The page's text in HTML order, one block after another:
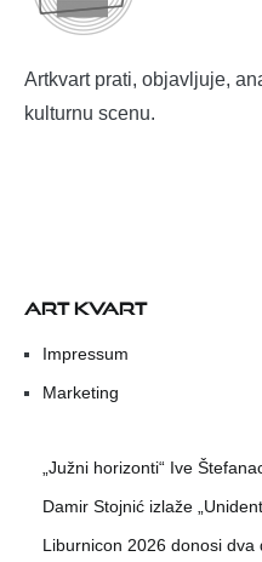
Artkvart prati, objavljuje,
kulturnu scenu.
ART KVART
Impressum
Marketing
„Južni horizonti“ Ive
Damir Stojnić izlaže
Liburnicon 2026 donosi